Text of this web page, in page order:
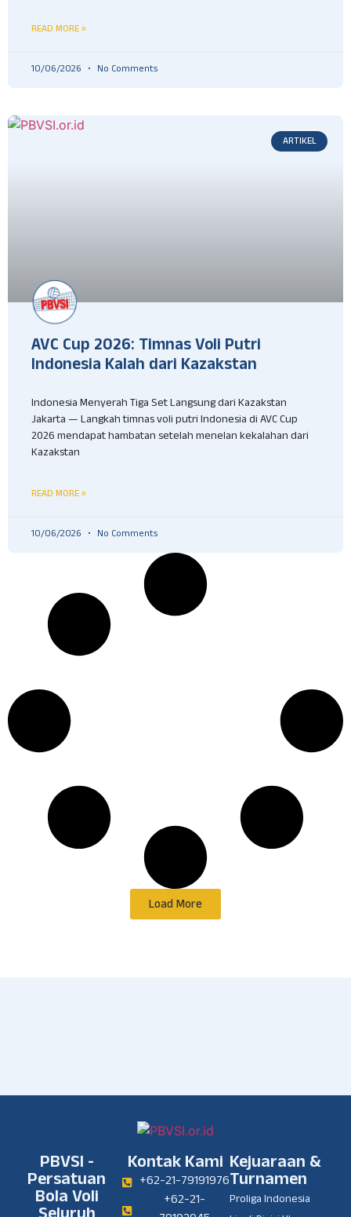
READ MORE »
10/06/2026 No Comments
ARTIKEL
AVC Cup 2026: Timnas Voli Putri
Indonesia Kalah dari Kazakstan
Indonesia Menyerah Tiga Set Langsung dari Kazakstan
Jakarta — Langkah timnas voli putri Indonesia di AVC Cup
2026 mendapat hambatan setelah menelan kekalahan dari
Kazakstan
READ MORE »
10/06/2026 No Comments
Load More
PBVSI -
Persatuan
Bola Voli
Kontak Kami
+62-21-79191976
+62-21-
Kejuaraan &
Turnamen
Proliga Indonesia